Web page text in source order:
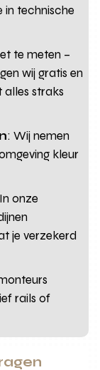
in technische
te meten –
wij gratis en
alles straks
: Wij nemen
kleur
onze
je verzekerd
rails of